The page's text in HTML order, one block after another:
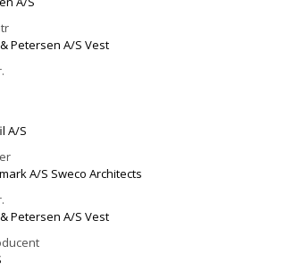
Petersen A/S Vest
A/S
A/S Sweco Architects
Petersen A/S Vest